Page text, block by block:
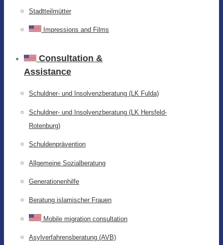
Stadtteilmütter
Impressions and Films
Consultation &
Assistance
Schuldner- und Insolvenzberatung (LK Fulda)
Schuldner- und Insolvenzberatung (LK Hersfeld-
Rotenburg)
Schuldenprävention
Allgemeine Sozialberatung
Generationenhilfe
Beratung islamischer Frauen
Mobile migration consultation
Asylverfahrensberatung (AVB)